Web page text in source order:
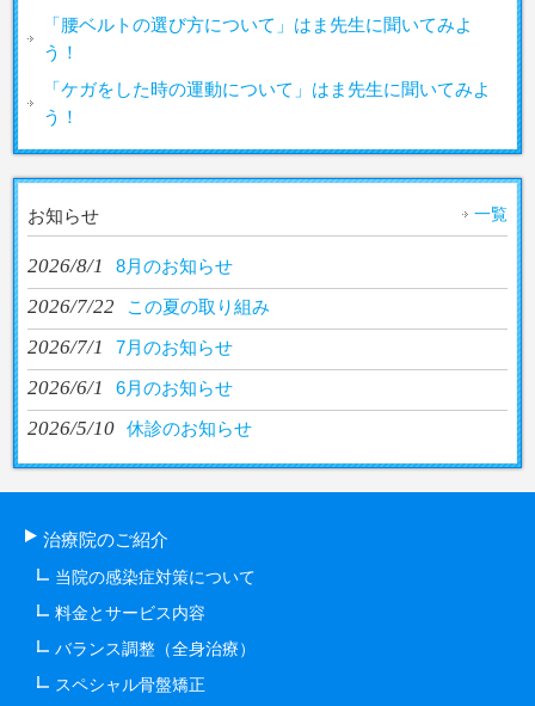
「腰ベルトの選び方について」はま先生に聞いてみよ
う！
「ケガをした時の運動について」はま先生に聞いてみよ
う！
お知らせ 一覧
2026/8/1 8月のお知らせ
2026/7/22 この夏の取り組み
2026/7/1 7月のお知らせ
2026/6/1 6月のお知らせ
2026/5/10 休診のお知らせ
治療院のご紹介
当院の感染症対策について
料金とサービス内容
バランス調整（全身治療）
スペシャル骨盤矯正